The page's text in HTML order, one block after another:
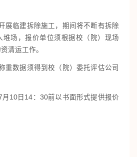
展临建拆除施工，期间将不断有拆除
堆场，报价单位须根据校（院）现场
清运工作。
重数据须得到校（院）委托评估公司
10日14：30前以书面形式提供报价